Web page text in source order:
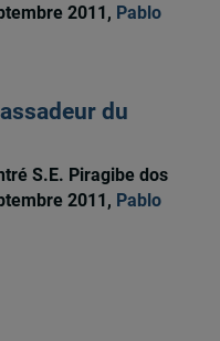
2011, Pablo
du
S.E. Piragibe dos
2011, Pablo